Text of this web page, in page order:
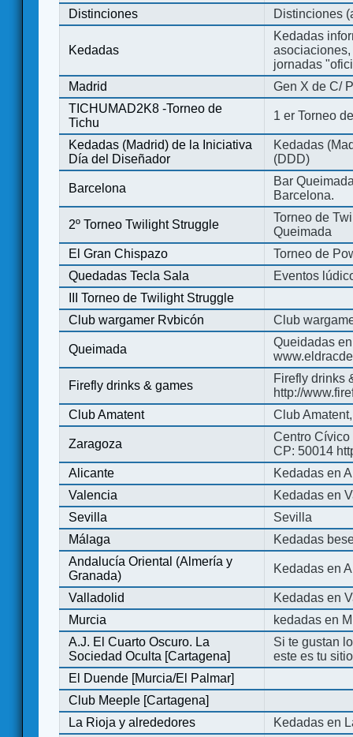
Distinciones
Distinciones
Kedadas
Kedadas
jornadas
Madrid
Gen X de C/
TICHUMAD2K8 -Torneo de
Tichu
1 er Torneo
Kedadas (Madrid) de la Iniciativa
Día del Diseñador
Kedadas
(DDD)
Barcelona
Bar
Barcelona.
2º Torneo Twilight Struggle
Torneo de
Queimada
El Gran Chispazo
Torneo de
Quedadas Tecla Sala
Eventos
III Torneo de Twilight Struggle
Club wargamer Rvbicón
Club
Queimada
Queidadas
Firefly drinks & games
Firefly drinks
http://
Club Amatent
Club
Zaragoza
Centro Cívico
CP: 50014
Alicante
Kedadas en
Valencia
Kedadas en
Sevilla
Sevilla
Málaga
Kedadas
Andalucía Oriental (Almería y
Granada)
Kedadas en
Valladolid
Kedadas en
Murcia
kedadas en
A.J. El Cuarto Oscuro. La
Sociedad Oculta [Cartagena]
Si te gustan
este es tu
El Duende [Murcia/El Palmar]
Club Meeple [Cartagena]
La Rioja y alrededores
Kedadas en